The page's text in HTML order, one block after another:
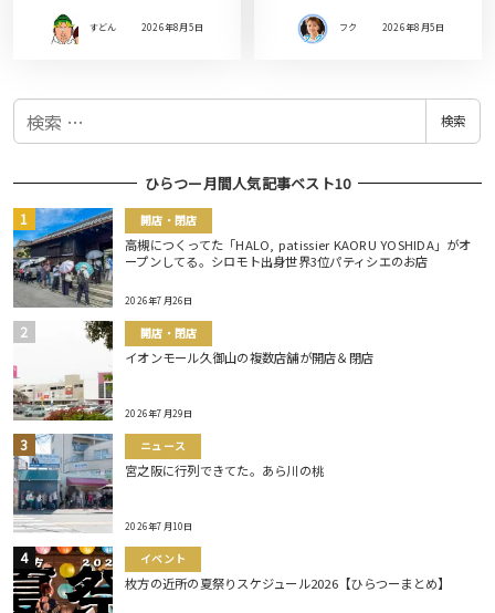
すどん 2026年8月5日 フク 2026年8月5日
検
検索
ひらつー月間人気記事ベスト10
開店・閉店
高槻につくってた「HALO, patissier KAORU YOSHIDA」がオ
ープンしてる。シロモト出身世界3位パティシエのお店
2026年7月26日
開店・閉店
イオンモール久御山の複数店舗が開店＆閉店
2026年7月29日
ニュース
宮之阪に行列できてた。あら川の桃
2026年7月10日
イベント
枚方の近所の夏祭りスケジュール2026【ひらつーまとめ】